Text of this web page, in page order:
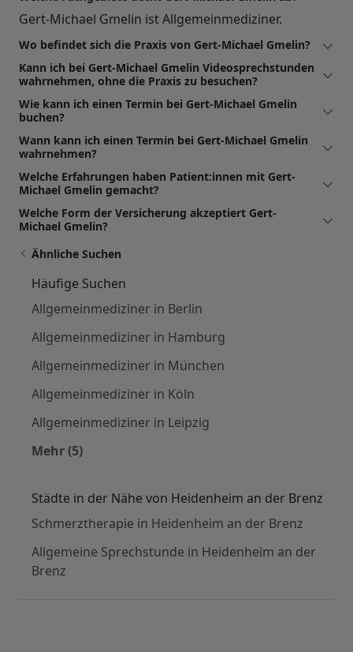
Gert-Michael Gmelin ist Allgemeinmediziner.
Wo befindet sich die Praxis von Gert-Michael Gmelin?
Kann ich bei Gert-Michael Gmelin Videosprechstunden
wahrnehmen, ohne die Praxis zu besuchen?
Wie kann ich einen Termin bei Gert-Michael Gmelin
buchen?
Wann kann ich einen Termin bei Gert-Michael Gmelin
wahrnehmen?
Welche Erfahrungen haben Patient:innen mit Gert-
Michael Gmelin gemacht?
Welche Form der Versicherung akzeptiert Gert-
Michael Gmelin?
Ähnliche Suchen
Häufige Suchen
Allgemeinmediziner in Berlin
Allgemeinmediziner in Hamburg
Allgemeinmediziner in München
Allgemeinmediziner in Köln
Allgemeinmediziner in Leipzig
Mehr (5)
Städte in der Nähe von Heidenheim an der Brenz
Schmerztherapie in Heidenheim an der Brenz
Allgemeine Sprechstunde in Heidenheim an der
Brenz